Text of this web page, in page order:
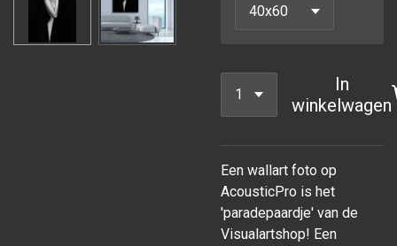
In
winkelwagen
Een wallart foto op
AcousticPro is het
'paradepaardje' van de
Visualartshop! Een